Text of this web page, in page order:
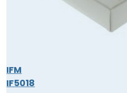
IFM
IF5018